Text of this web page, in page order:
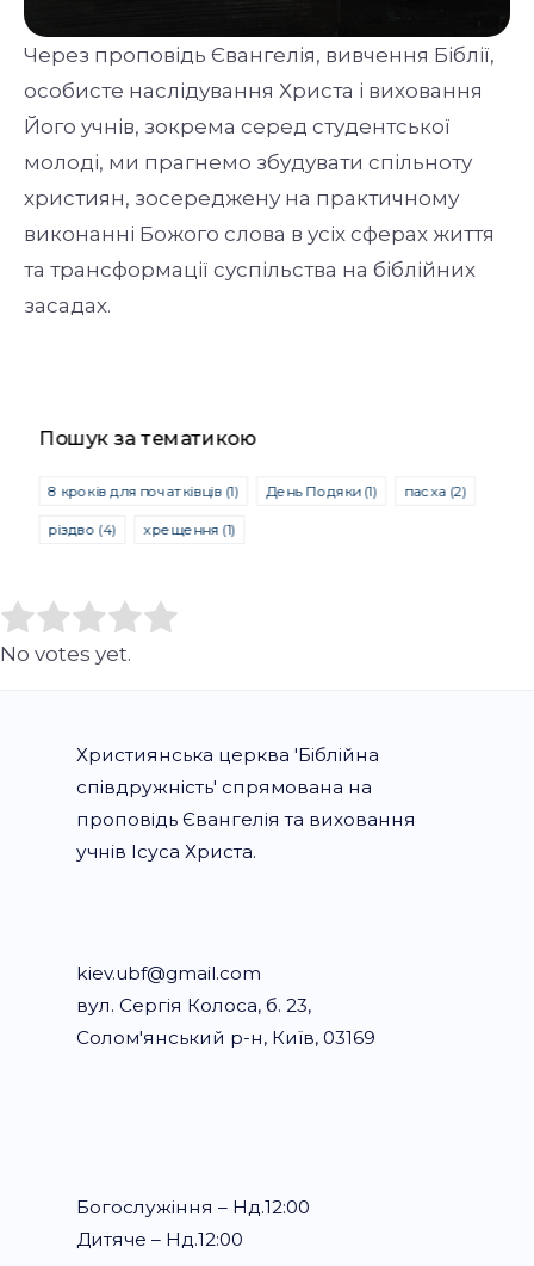
Через проповідь Євангелія, вивчення Біблії,
особисте наслідування Христа і виховання
Його учнів, зокрема серед студентської
молоді, ми прагнемо збудувати спільноту
християн, зосереджену на практичному
виконанні Божого слова в усіх сферах життя
та трансформації суспільства на біблійних
засадах.
Пошук за тематикою
8 кроків для початківців (1) День Подяки(1) пасха (2)
різдво (4) хрещення (1)
Rate this item:
No votes yet.
Християнська церква 'Біблійна
співдружність' спрямована на
проповідь Євангелія та виховання
учнів Ісуса Христа.
kiev.ubf@gmail.com
вул. Сергія Колоса, б. 23,
Солом'янський р-н, Київ, 03169
Богослужіння – Нд.12:00
Дитяче – Нд.12:00